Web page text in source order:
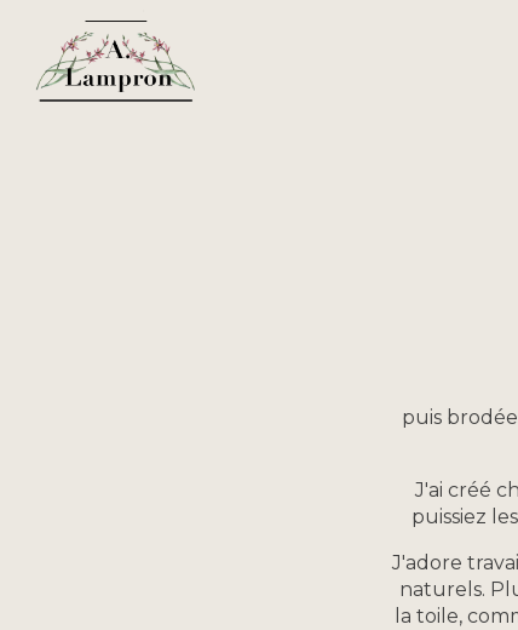
puis
J'ai créé
puissiez
J'adore
naturels.
la toile,